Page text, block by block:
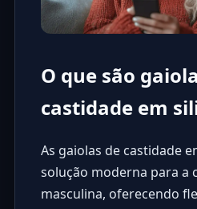
O que são
castidade em
As gaiolas de castidade
solução moderna para a
masculina, oferecendo